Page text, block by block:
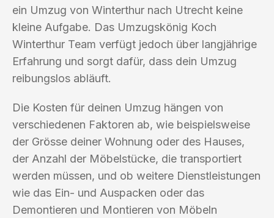
ein Umzug von Winterthur nach Utrecht keine
kleine Aufgabe. Das Umzugskönig Koch
Winterthur Team verfügt jedoch über langjährige
Erfahrung und sorgt dafür, dass dein Umzug
reibungslos abläuft.
Die Kosten für deinen Umzug hängen von
verschiedenen Faktoren ab, wie beispielsweise
der Grösse deiner Wohnung oder des Hauses,
der Anzahl der Möbelstücke, die transportiert
werden müssen, und ob weitere Dienstleistungen
wie das Ein- und Auspacken oder das
Demontieren und Montieren von Möbeln